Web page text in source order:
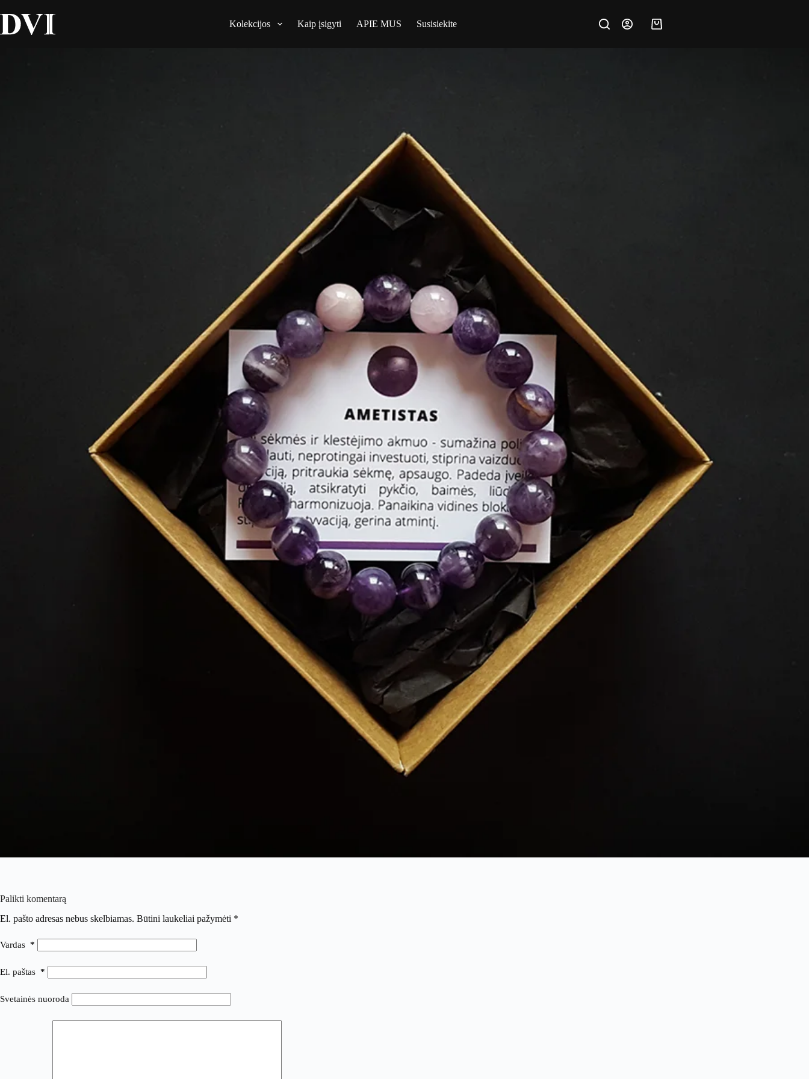
Kolekcijos Kaip įsigyti APIE MUS Susisiekite
Palikti komentarą
El. pašto adresas nebus skelbiamas. Būtini laukeliai pažymėti *
Vardas *
El. paštas *
Svetainės nuoroda